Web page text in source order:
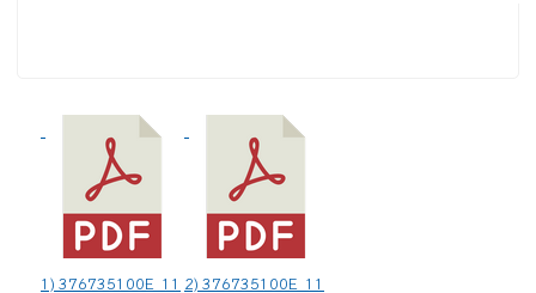
1) 376735100E_11
2) 376735100E_11